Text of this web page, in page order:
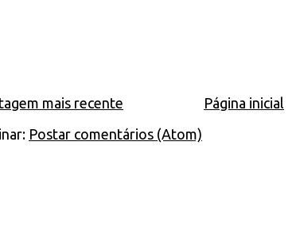
mais recente
Página inicial
Postar comentários (Atom)